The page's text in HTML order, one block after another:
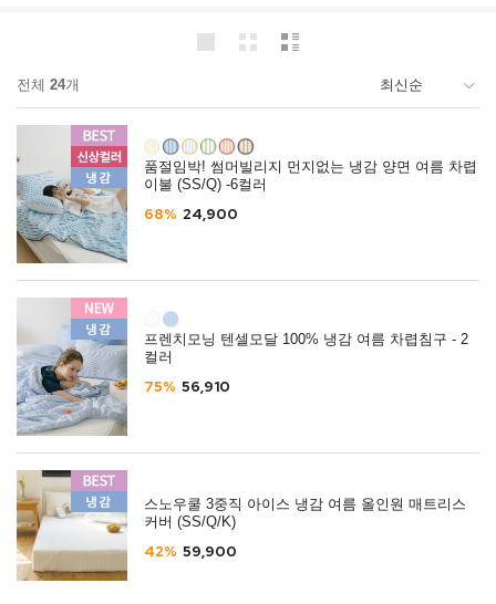
전체 24개
품절임박! 썸머빌리지 먼지없는 냉감 양면 여름 차렵
이불 (SS/Q) -6컬러
68% 24,900
프렌치모닝 텐셀모달 100% 냉감 여름 차렵침구 - 2
컬러
75% 56,910
스노우쿨 3중직 아이스 냉감 여름 올인원 매트리스
커버 (SS/Q/K)
42% 59,900